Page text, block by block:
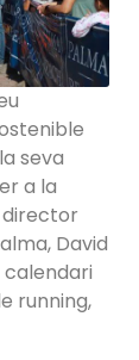
seva
a la
director
David
calendari
running,